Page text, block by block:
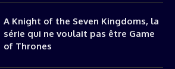
A Knight of the Seven Kingdoms, la
série qui ne voulait pas être Game
of Thrones